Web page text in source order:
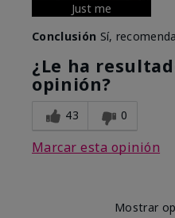
Just me
Conclusión Sí,
¿Le ha
opinión?
43 0
Marcar esta opinión
Mostrar